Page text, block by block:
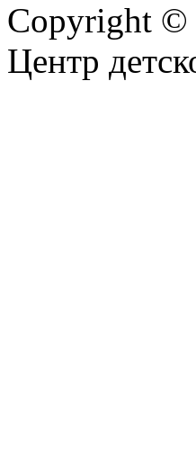
Copyright ©
Центр